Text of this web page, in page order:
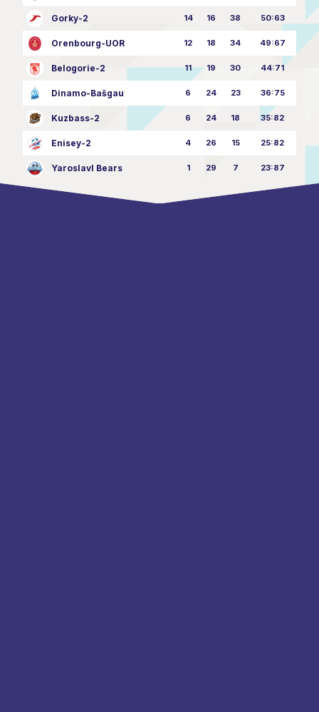
Gorky-2 14 16 38 50:63
Orenbourg-UOR 12 18 34 49:67
Belogorie-2 11 19 30 44:71
Dinamo-Bašgau 6 24 23 36:75
Kuzbass-2 6 24 18 35:82
Enisey-2 4 26 15 25:82
Yaroslavl Bears 1 29 7 23:87